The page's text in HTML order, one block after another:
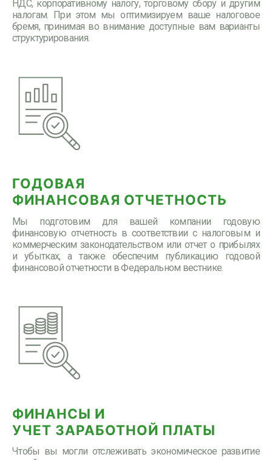
НДС, корпоративному налогу, торговому сбору и другим
налогам. При этом мы оптимизируем ваше налоговое
бремя, принимая во внимание доступные вам варианты
структурирования.
ГОДОВАЯ
ФИНАНСОВАЯ ОТЧЕТНОСТЬ
Мы подготовим для вашей компании годовую
финансовую отчетность в соответствии с налоговым и
коммерческим законодательством или отчет о прибылях
и убытках, а также обеспечим публикацию годовой
финансовой отчетности в Федеральном вестнике.
ФИНАНСЫ И
УЧЕТ ЗАРАБОТНОЙ ПЛАТЫ
Чтобы вы могли отслеживать экономическое развитие